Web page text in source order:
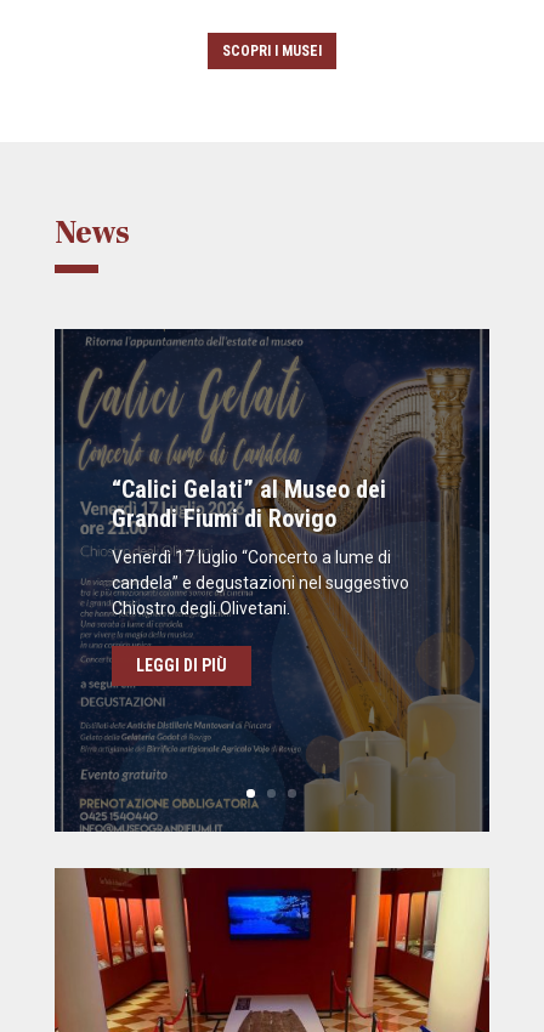
SCOPRI I MUSEI
News
“Calici Gelati” al Museo dei
Grandi Fiumi di Rovigo
Venerdì 17 luglio “Concerto a lume di
candela” e degustazioni nel suggestivo
Chiostro degli Olivetani.
LEGGI DI PIÙ